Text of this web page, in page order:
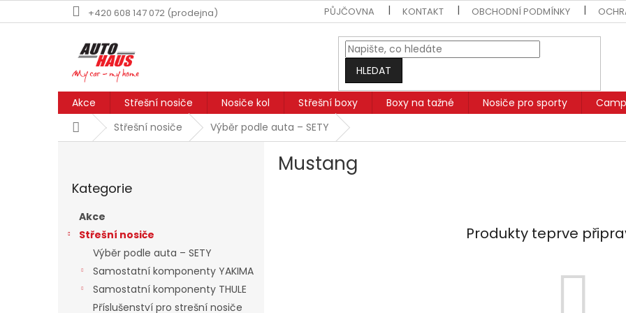
na
+420 608 147 072 (prodejna) PŮJČOVNA KONTAKT OBCHODNÍ PODMÍNKY
HLEDAT
Akce Střešní nosiče Nosiče kol Střešní boxy Boxy na tažné Nosiče pro sporty
DomůStřešní nosiče Výběr podle auta – SETY
kategorie
Kategorie
Akce
Střešní nosiče
Výběr podle auta – SETY
Samostatní komponenty YAKIMA
Samostatní komponenty THULE
Příslušenství pro strešní nosiče
Mustang
Produkty teprve